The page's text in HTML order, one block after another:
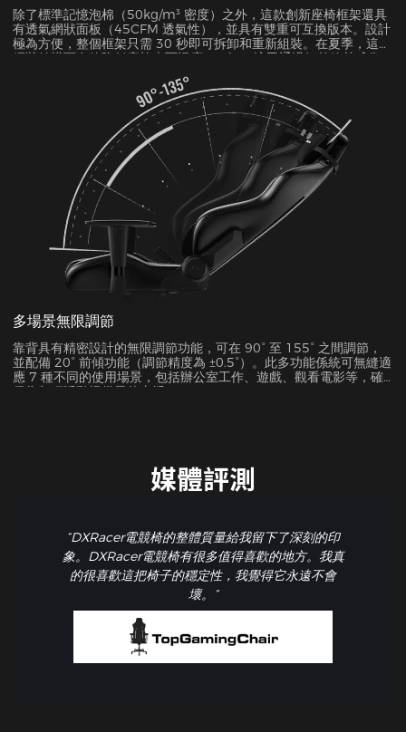
除了標準記憶泡棉（50kg/m³ 密度）之外，這款創新座椅框架還具
有透氣網狀面板（45CFM 透氣性），並具有雙重可互換版本。設計
極為方便，整個框架只需 30 秒即可拆卸和重新組裝。在夏季，這種
網狀結構可有效降低座椅表面溫度 5-8°C，這已通過紅外線熱成像
多場景無限調節
靠背具有精密設計的無限調節功能，可在 90° 至 155° 之間調節，
並配備 20° 前傾功能（調節精度為 ±0.5°）。此多功能係統可無縫適
應 7 種不同的使用場景，包括辦公室工作、遊戲、觀看電影等，確
保為每項活動提供最佳支援。
媒體評測
“DXRacer電競椅的整體質量給我留下了深刻的印
象。DXRacer電競椅有很多值得喜歡的地方。我真
的很喜歡這把椅子的穩定性，我覺得它永遠不會
壞。”